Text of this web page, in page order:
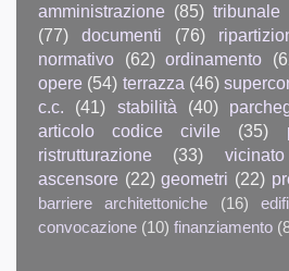
amministrazione (85) tribunale
(77)
documenti (76)
normativo
(62) ordinamento
opere (54) terrazza (46)
c.c.
(41) stabilità (40)
articolo codice civile
(35)
ristrutturazione
(33) vicinato
ascensore (22) geometri (22)
barriere architettoniche
(16)
convocazione (10) finanziamento